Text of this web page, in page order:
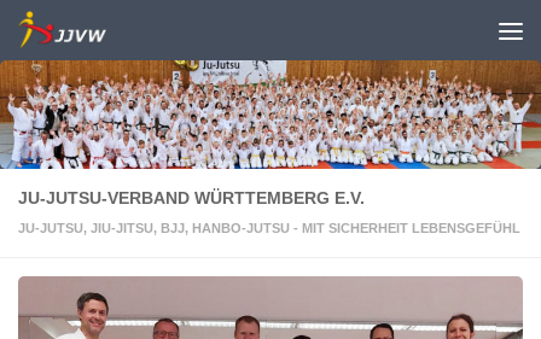
Zum Inhalt springen
JU-JUTSU-VERBAND WÜRTTEMBERG E.V.
JU-JUTSU, JIU-JITSU, BJJ, HANBO-JUTSU - MIT SICHERHEIT LEBENSGEFÜHL